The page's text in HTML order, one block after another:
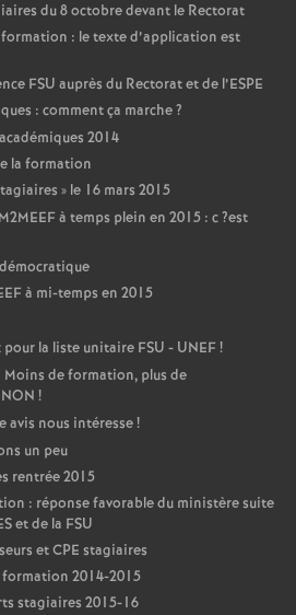
du 8 octobre devant le Rectorat
: le texte d’application est
FSU auprès du Rectorat et de l’ESPE
: comment ça marche?
2014
la formation
» le 16 mars 2015
M2MEEFà temps plein en 2015 : c?est
à mi-temps en 2015
pour la liste unitaire FSU - UNEF!
Moins de formation, plus de
NON !
avis nous intéresse!
un peu
rentrée 2015
: réponse favorable du ministère suite
et de la FSU
etCPE stagiaires
2014-2015
stagiaires 2015-16